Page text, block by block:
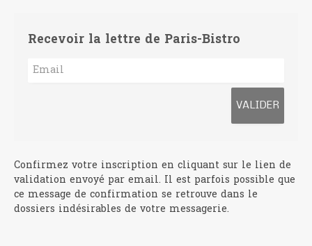
Recevoir la lettre de Paris-Bistro
Confirmez votre inscription en cliquant sur le lien de
validation envoyé par email. Il est parfois possible que
ce message de confirmation se retrouve dans le
dossiers indésirables de votre messagerie.